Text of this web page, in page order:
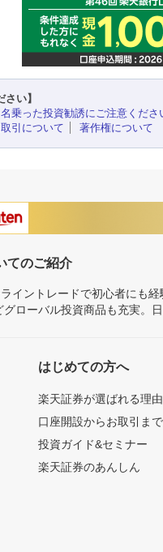
さい】
名乗った投資勧誘にご注意くださ
引について
著作権について
てのご紹介
イントレードで初心者にも
ローバル投資商品も充実。
はじめての方へ
楽天証券が選ばれる理由
口座開設からお取引ま
投資ガイド&セミナー
楽天証券のあんしん